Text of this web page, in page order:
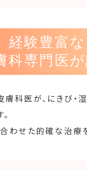
経験豊富な
科専門医
科医が、にきび・
わせた的確な治療